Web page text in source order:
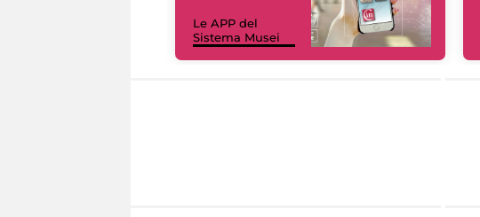
Le APP del
Sistema Musei